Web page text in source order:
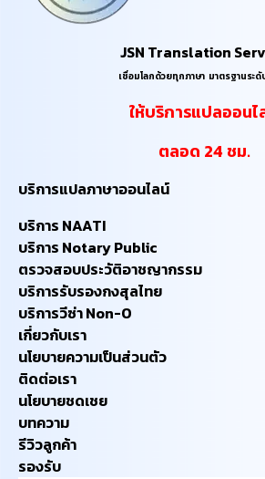
JSN Translation
เชื่อมโลกด้วยทุกภาษา ​มาตรฐานระ
ให้บริการแปลออนไ
​ตลอด 24 ชม.
บริการแปลภาษาออนไลน์
บริการ NAATI
บริการ Notary Public
ตรวจสอบประวัติอาชญากรรม
บริการรับรองกงสุลไทย
บริการวีซ่า Non-O
เกี่ยวกับเรา
นโยบายความเป็นส่วนตัว
ติดต่อเรา
นโยบายชดเชย
บทความ
รีวิวลูกค้า
รองรับ